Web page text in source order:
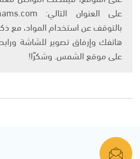
بالتوقف عن استخدام المواد، مع
هاتفك وإرفاق تصوير للشاشة
على موقع الشمس. وشكرًا!